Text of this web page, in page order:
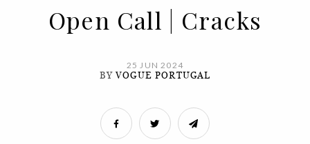
Open Call | Cracks
25 JUN 2024
BYVOGUE PORTUGAL